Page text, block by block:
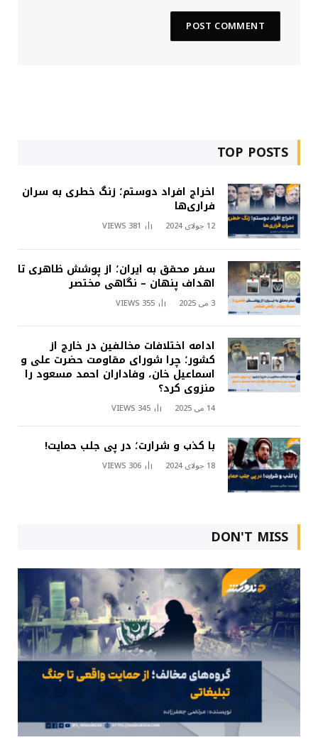
TOP POSTS
اخراج افراد دوستم؛ زنگ خطری به سران
فراری‌ها
12 جولای 2024 381
VIEWS
سفر محقق به ایران؛ از پوشش ظاهری تا
اهداف پنهان – نگاهی مختصر
3 می 2025 355
VIEWS
ادامه اختلافات مخالفین در خارج از
کشور؛ چرا شورای مقاومت حضرت علی و
اسماعیل خان، وفاداران احمد مسعود را
منزوی کرد؟
14 می 2025 345
VIEWS
با کذب و شرارت؛ در پی جلب حمایت!
18 جولای 2024 306
VIEWS
DON'T MISS